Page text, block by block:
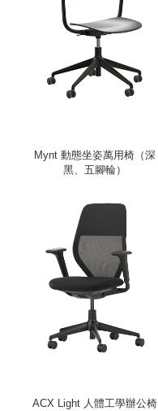
Mynt 動態坐姿萬用椅（深
黑、五腳輪）
ACX Light 人體工學辦公椅